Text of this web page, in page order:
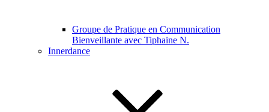
Groupe de Pratique en Communication
Bienveillante avec Tiphaine N.
Innerdance